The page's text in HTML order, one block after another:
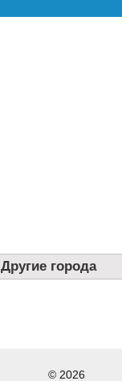
Другие города
© 2026